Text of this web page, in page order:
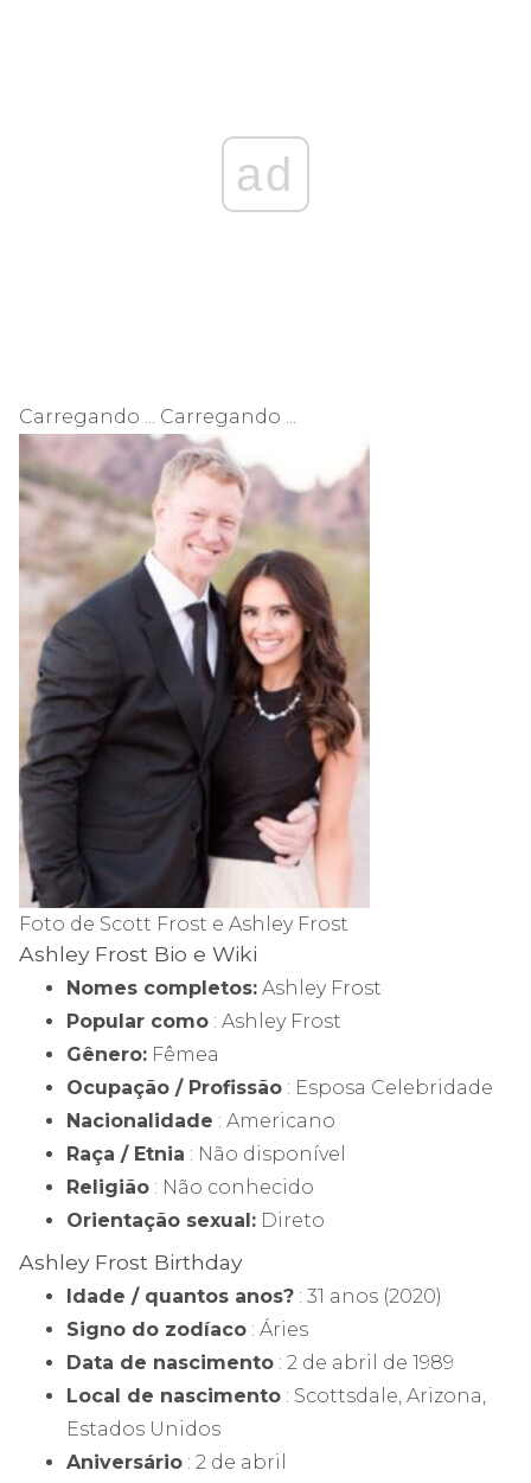
ad
Carregando ... Carregando ...
Foto de Scott Frost e Ashley Frost
Ashley Frost Bio e Wiki
Nomes completos: Ashley Frost
Popular como : Ashley Frost
Gênero: Fêmea
Ocupação / Profissão : Esposa Celebridade
Nacionalidade : Americano
Raça / Etnia : Não disponível
Religião : Não conhecido
Orientação sexual: Direto
Ashley Frost Birthday
Idade / quantos anos? : 31 anos (2020)
Signo do zodíaco : Áries
Data de nascimento : 2 de abril de 1989
Local de nascimento : Scottsdale, Arizona,
Estados Unidos
Aniversário : 2 de abril